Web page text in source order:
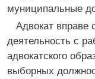
муниципальные
Адвокат вправе
деятельность с
адвокатского
выборных